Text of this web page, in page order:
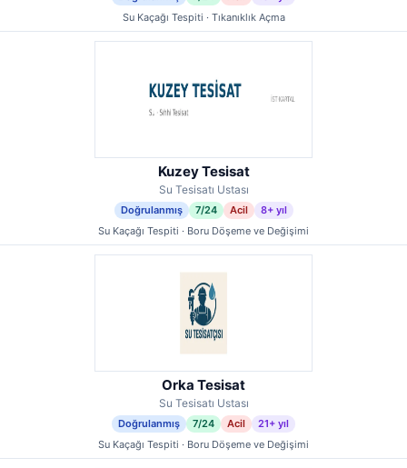
Su Kaçağı Tespiti · Tıkanıklık Açma
Kuzey Tesisat
Su Tesisatı Ustası
Doğrulanmış 7/24 Acil
8+ yıl
Su Kaçağı Tespiti · Boru Döşeme ve Değişimi
Orka Tesisat
Su Tesisatı Ustası
Doğrulanmış 7/24 Acil
21+ yıl
Su Kaçağı Tespiti · Boru Döşeme ve Değişimi